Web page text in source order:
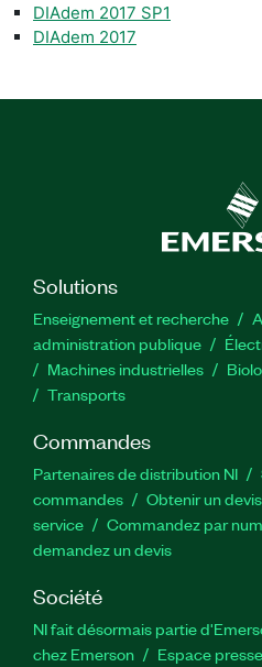
DIAdem 2017 SP1
DIAdem 2017
Solutions
Enseignement et recherche
administration publique
Machines industrielles
Transports
Commandes
Partenaires de distribution NI
commandes
Obtenir un devis
service
Commandez par
demandez un devis
Société
NI fait désormais partie
chez Emerson
Espace presse